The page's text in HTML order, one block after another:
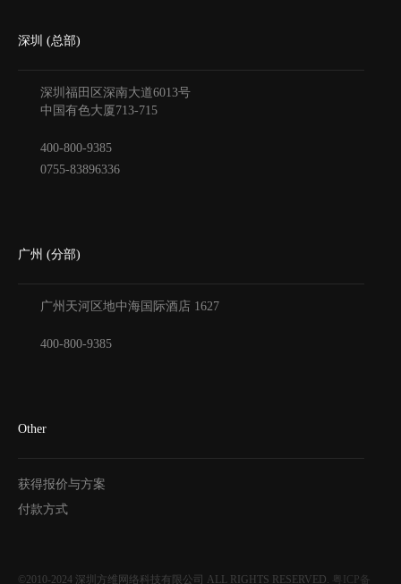
深圳 (总部)
深圳福田区深南大道6013号
中国有色大厦 713-715
400-800-9385
0755-83896336
广州 (分部)
广州天河区地中海国际酒店 1627
400-800-9385
Other
获得报价与方案
付款方式
©2010-2024 深圳方维网络科技有限公司 ALL RIGHTS RESERVED. 粤ICP备